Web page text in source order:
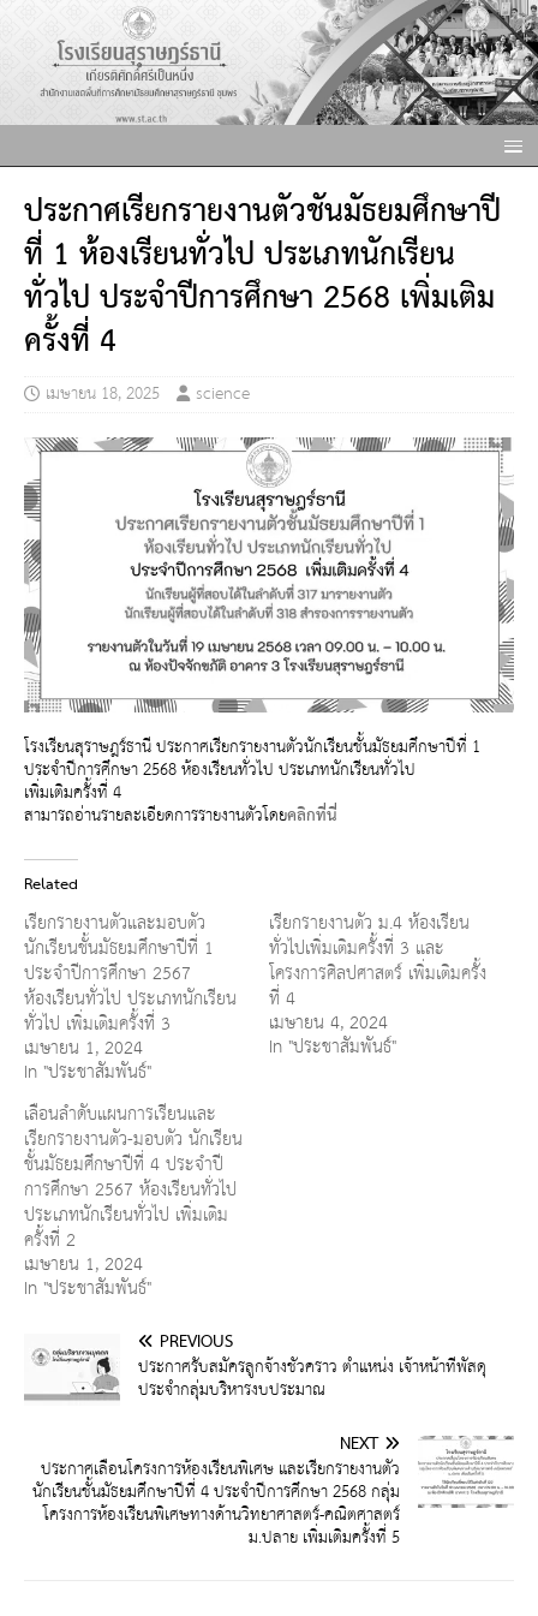
ประกาศเรียกรายงานตัวชั้นมัธยมศึกษาปี
ที่ 1 ห้องเรียนทั่วไป ประเภทนักเรียน
ทั่วไป ประจำปีการศึกษา 2568 เพิ่มเติม
ครั้งที่ 4
เมษายน 18, 2025 science
โรงเรียนสุราษฎร์ธานี ประกาศเรียกรายงานตัวนักเรียนชั้นมัธยมศึกษาปีที่ 1
ประจำปีการศึกษา 2568 ห้องเรียนทั่วไป ประเภทนักเรียนทั่วไป
เพิ่มเติมครั้งที่ 4
สามารถอ่านรายละเอียดการรายงานตัวโดยคลิกที่นี่
Related
เรียกรายงานตัวและมอบตัว
นักเรียนชั้นมัธยมศึกษาปีที่ 1
ประจำปีการศึกษา 2567
ห้องเรียนทั่วไป ประเภทนักเรียน
ทั่วไป เพิ่มเติมครั้งที่ 3
เมษายน 1, 2024
In "ประชาสัมพันธ์"
เรียกรายงานตัว ม.4 ห้องเรียน
ทั่วไปเพิ่มเติมครั้งที่ 3 และ
โครงการศิลปศาสตร์ เพิ่มเติมครั้ง
ที่ 4
เมษายน 4, 2024
In "ประชาสัมพันธ์"
เลื่อนลำดับแผนการเรียนและ
เรียกรายงานตัว-มอบตัว นักเรียน
ชั้นมัธยมศึกษาปีที่ 4 ประจำปี
การศึกษา 2567 ห้องเรียนทั่วไป
ประเภทนักเรียนทั่วไป เพิ่มเติม
ครั้งที่ 2
เมษายน 1, 2024
In "ประชาสัมพันธ์"
PREVIOUS
ประกาศรับสมัครลูกจ้างชั่วคราว ตำแหน่ง เจ้าหน้าที่พัสดุ
ประจำกลุ่มบริหารงบประมาณ
NEXT
ประกาศเลื่อนโครงการห้องเรียนพิเศษ และเรียกรายงานตัว
นักเรียนชั้นมัธยมศึกษาปีที่ 4 ประจำปีการศึกษา 2568 กลุ่ม
โครงการห้องเรียนพิเศษทางด้านวิทยาศาสตร์-คณิตศาสตร์
ม.ปลาย เพิ่มเติมครั้งที่ 5